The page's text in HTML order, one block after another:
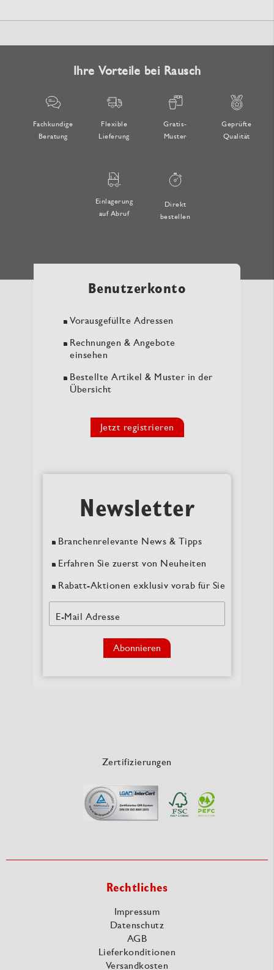
Ihre Vorteile bei Rausch
Fachkundige
Beratung
Flexible
Lieferung
Gratis-
Muster
Geprüfte
Qualität
Einlagerung
auf Abruf
Direkt
bestellen
Newsletter
Branchenrelevante News & Tipps
Erfahren Sie zuerst von Neuheiten
Rabatt-Aktionen exklusiv vorab für Sie
E-Mail Adresse
Abonnieren
Benutzerkonto
Vorausgefüllte Adressen
Rechnungen & Angebote
einsehen
Bestellte Artikel & Muster in der
Übersicht
Jetzt registrieren
Zertifizierungen
Rechtliches
Impressum
Datenschutz
AGB
Lieferkonditionen
Versandkosten